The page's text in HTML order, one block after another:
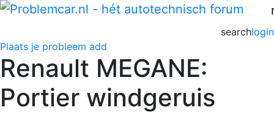
login
search
Plaats je probleem add
Renault MEGANE:
Portier windgeruis